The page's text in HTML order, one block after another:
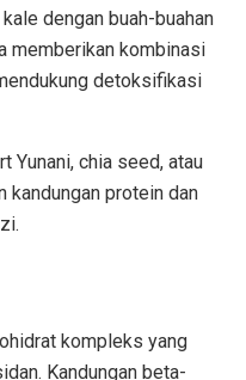
dengan buah-buahan
memberikan kombinasi
detoksifikasi
Yunani, chia seed, atau
kandungan protein dan
kompleks yang
Kandungan beta-